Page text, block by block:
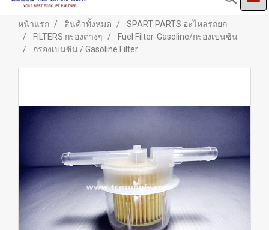
หน้าแรก สินค้าทั้งหมด
SPART PARTS อะไหล่รถยก
FILTERS กรองต่างๆ
Fuel Filter-Gasoline/กรองเบนซิน
กรองเบนซิน / Gasoline Filter